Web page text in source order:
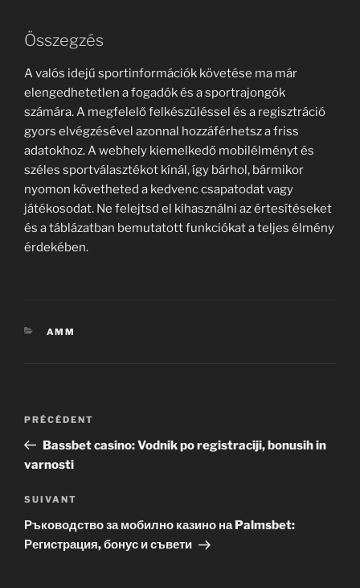
Összegzés
A valós idejű sportinformációk követése ma már
elengedhetetlen a fogadók és a sportrajongók
számára. A megfelelő felkészüléssel és a regisztráció
gyors elvégzésével azonnal hozzáférhetsz a friss
adatokhoz. A webhely kiemelkedő mobilélményt és
széles sportválasztékot kínál, így bárhol, bármikor
nyomon követheted a kedvenc csapatodat vagy
játékosodat. Ne felejtsd el kihasználni az értesítéseket
és a táblázatban bemutatott funkciókat a teljes élmény
érdekében.
CATÉGORIES
AMM
Navigation
l’article
Article
précédent
PRÉCÉDENT
Bassbet casino: Vodnik po registraciji, bonusih in
varnosti
Article
suivant
SUIVANT
Ръководство за мобилно казино на Palmsbet:
Регистрация, бонус и съвети